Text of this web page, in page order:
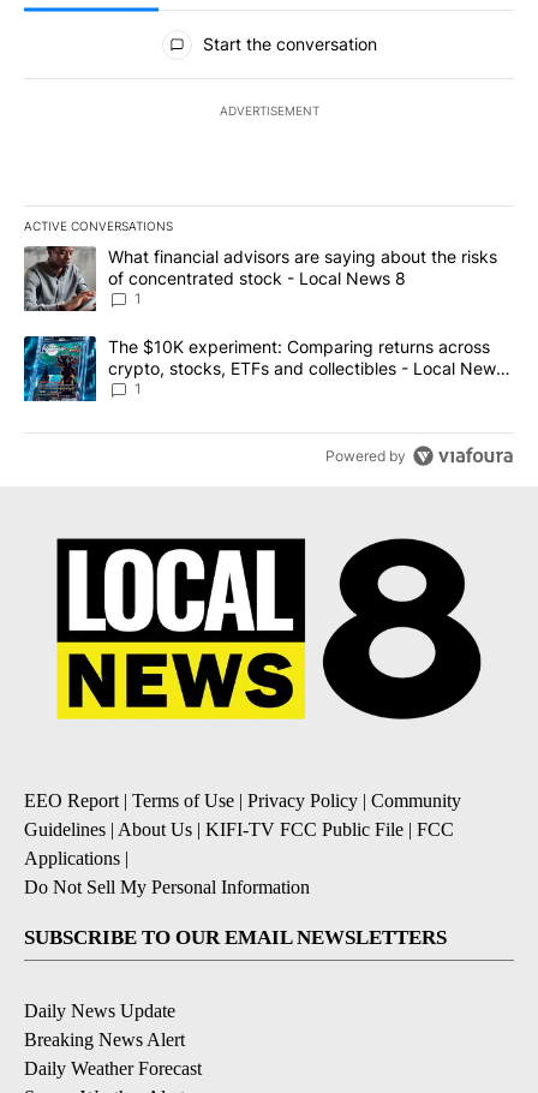
All Comments
Start the conversation
ADVERTISEMENT
ACTIVE CONVERSATIONS
The following is a list of the most commented articles in the last
A trending article titled "What financial advisors are saying
What financial advisors are saying about the risks
of concentrated stock - Local News 8
1
A trending article titled "The $10K experiment: Comparing
The $10K experiment: Comparing returns across
crypto, stocks, ETFs and collectibles - Local News
8
1
Powered by
EEO Report | Terms of Use | Privacy Policy | Community
Guidelines | About Us | KIFI-TV FCC Public File | FCC
Applications |
Do Not Sell My Personal Information
SUBSCRIBE TO OUR EMAIL NEWSLETTERS
Daily News Update
Breaking News Alert
Daily Weather Forecast